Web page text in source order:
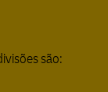
são: